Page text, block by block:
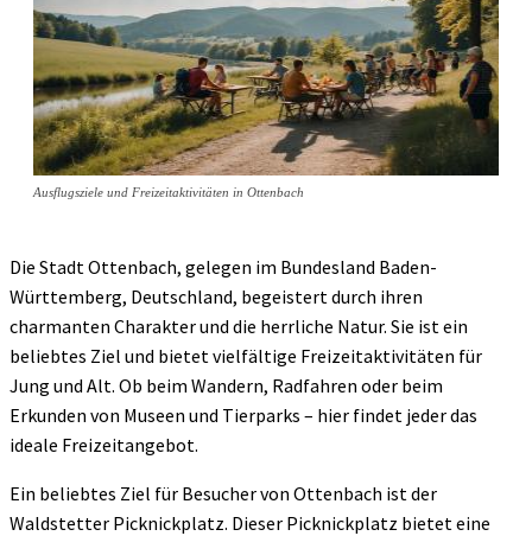
Ausflugsziele und Freizeitaktivitäten in Ottenbach
Die Stadt Ottenbach, gelegen im Bundesland Baden-
Württemberg, Deutschland, begeistert durch ihren
charmanten Charakter und die herrliche Natur. Sie ist ein
beliebtes Ziel und bietet vielfältige Freizeitaktivitäten für
Jung und Alt. Ob beim Wandern, Radfahren oder beim
Erkunden von Museen und Tierparks – hier findet jeder das
ideale Freizeitangebot.
Ein beliebtes Ziel für Besucher von Ottenbach ist der
Waldstetter Picknickplatz. Dieser Picknickplatz bietet eine